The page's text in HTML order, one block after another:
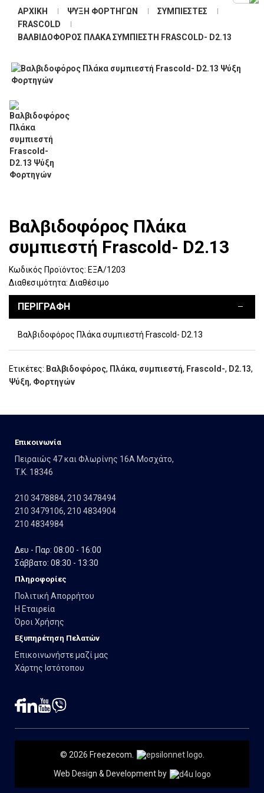
ΑΡΧΙΚΉ ΨΎΞΗ ΦΟΡΤΗΓΏΝ
ΣΥΜΠΙΕΣΤΈΣ
FRASCOLD
ΒΑΛΒΙΔΟΦΌΡΟΣ ΠΛΆΚΑ ΣΥΜΠΙΕΣΤΉ FRASCOLD- D2.13
Βαλβιδοφόρος Πλάκα
συμπιεστή Frascold- D2.13
Κωδικός Προϊόντος: ΕΞΑ/1203
Διαθεσιμότητα: Διαθέσιμο
ΠΕΡΙΓΡΑΦΉ
Βαλβιδοφόρος Πλάκα συμπιεστή Frascold- D2.13
Ετικέτες: Βαλβιδοφόρος, Πλάκα, συμπιεστή, Frascold-, D2.13,
Ψύξη, Φορτηγών
Eπικοινωνία
Πειραιώς 47 και Φλωρίνης 16Α Μοσχάτο,
T.K. 18346
210 3478884, 210 3478494
210 3479106, 210 4834904
210 4834984
Δευ - Παρ: 08:00 - 16:00
Σάββατο: 08:30 - 13:30
Πληροφορίες
Πολιτική Απορρήτου
Η Εταιρεία
Όροι Χρήσης
Εξυπηρέτηση Πελατών
Επικοινωνήστε μαζί μας
Χάρτης Ιστότοπου
© 2026 Freezecom.
Web Design & Development by